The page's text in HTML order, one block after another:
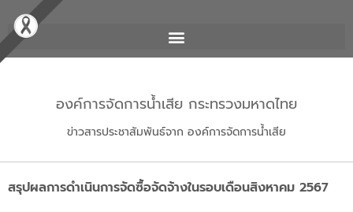
องค์การจัดการน้ำเสีย กระทรวงมหาดไทย
ข่าวสารประชาสัมพันธ์จาก องค์การจัดการน้ำเสีย
สรุปผลการดำเนินการจัดซื้อจัดจ้างในรอบเดือนสิงหาคม 2567